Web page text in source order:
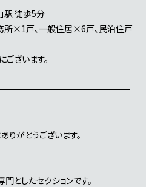
駅 徒歩5分
所×1戸、一般住居×6戸、民泊住戸
ざいます。
りがとうございます。
としたセクションです。